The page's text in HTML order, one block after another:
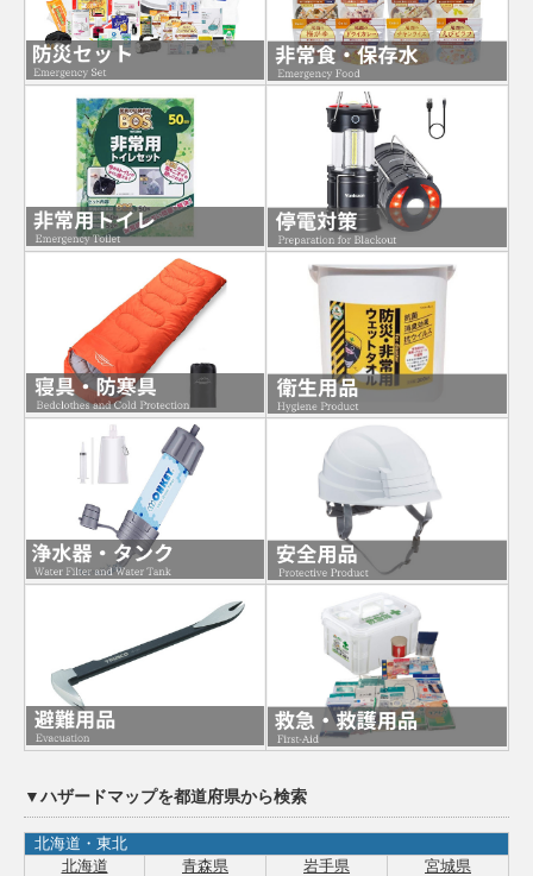
▼ハザードマップを都道府県から検索
北海道・東北
北海道
青森県 岩手県
宮城県